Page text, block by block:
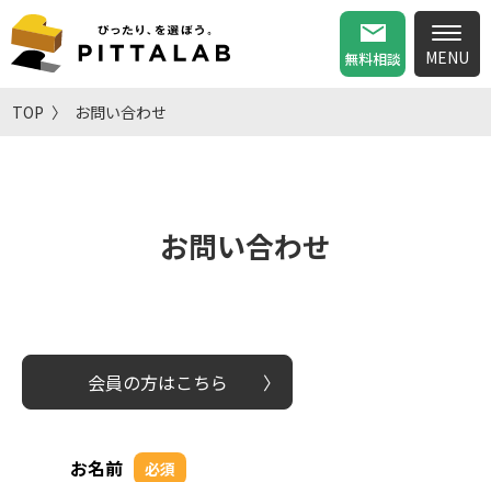
無料相談
TOP お問い合わせ
お問い合わせ
会員の方はこちら
お名前 必須